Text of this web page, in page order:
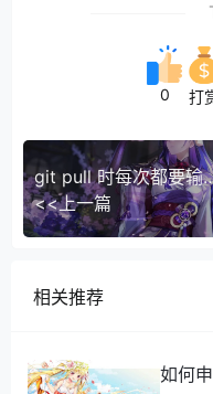
0 打
git pull 时每次都要输
<<上一篇
相关推荐
如何